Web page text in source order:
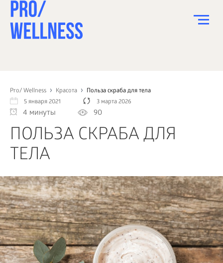
Pro/ Wellness Красота
Польза скраба для тела
5 января 2021
3 марта 2026
4 минуты 90
ПОЛЬЗА СКРАБА ДЛЯ
ТЕЛА
СПОРТ
ЗДОРОВЬЕ
КРАСОТА
ПСИХОЛОГИЯ
ДОМ
КАК?
БИЗНЕС